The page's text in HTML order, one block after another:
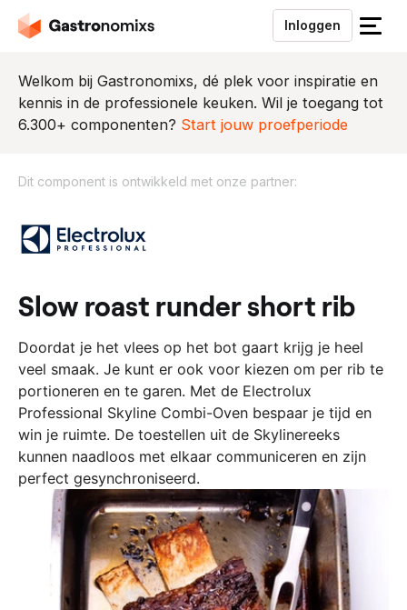
Inloggen
S
u
i
Welkom bij Gastronomixs, dé plek voor inspiratie en
kennis in de professionele keuken. Wil je toegang tot
6.300+ componenten? Start jouw proefperiode
Dit component is ontwikkeld met onze partner:
i
t
o
m
p
o
n
e
n
t
i
s
slow roast runder short rib
​Doordat je het vlees op het bot gaart krijg je heel
veel smaak. Je kunt er ook voor kiezen om per rib te
portioneren en te garen. Met de Electrolux
Professional Skyline Combi-Oven bespaar je tijd en
win je ruimte. De toestellen uit de Skylinereeks
kunnen naadloos met elkaar communiceren en zijn
perfect gesynchroniseerd.